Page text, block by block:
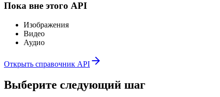
Пока вне этого API
Изображения
Видео
Аудио
Открыть справочник API
Выберите следующий шаг